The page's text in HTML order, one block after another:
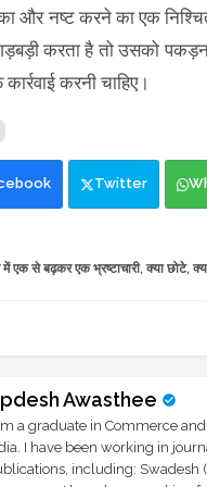
और नष्ट करने का एक
करता है तो उसको
करनी चाहिए।
Twitter
एक से बढ़कर एक भ्रष्टाचारी, क्या छोटे,
Awasthee
a graduate in Commerce
I have been working in
including: Swadesh